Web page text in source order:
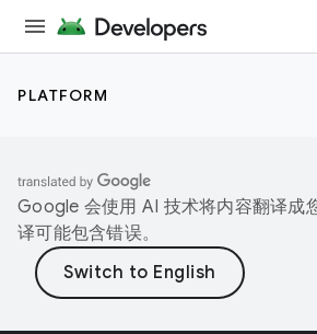
PLATFORM
Google 会使用 AI 技术将内容翻译成
译可能包含错误。